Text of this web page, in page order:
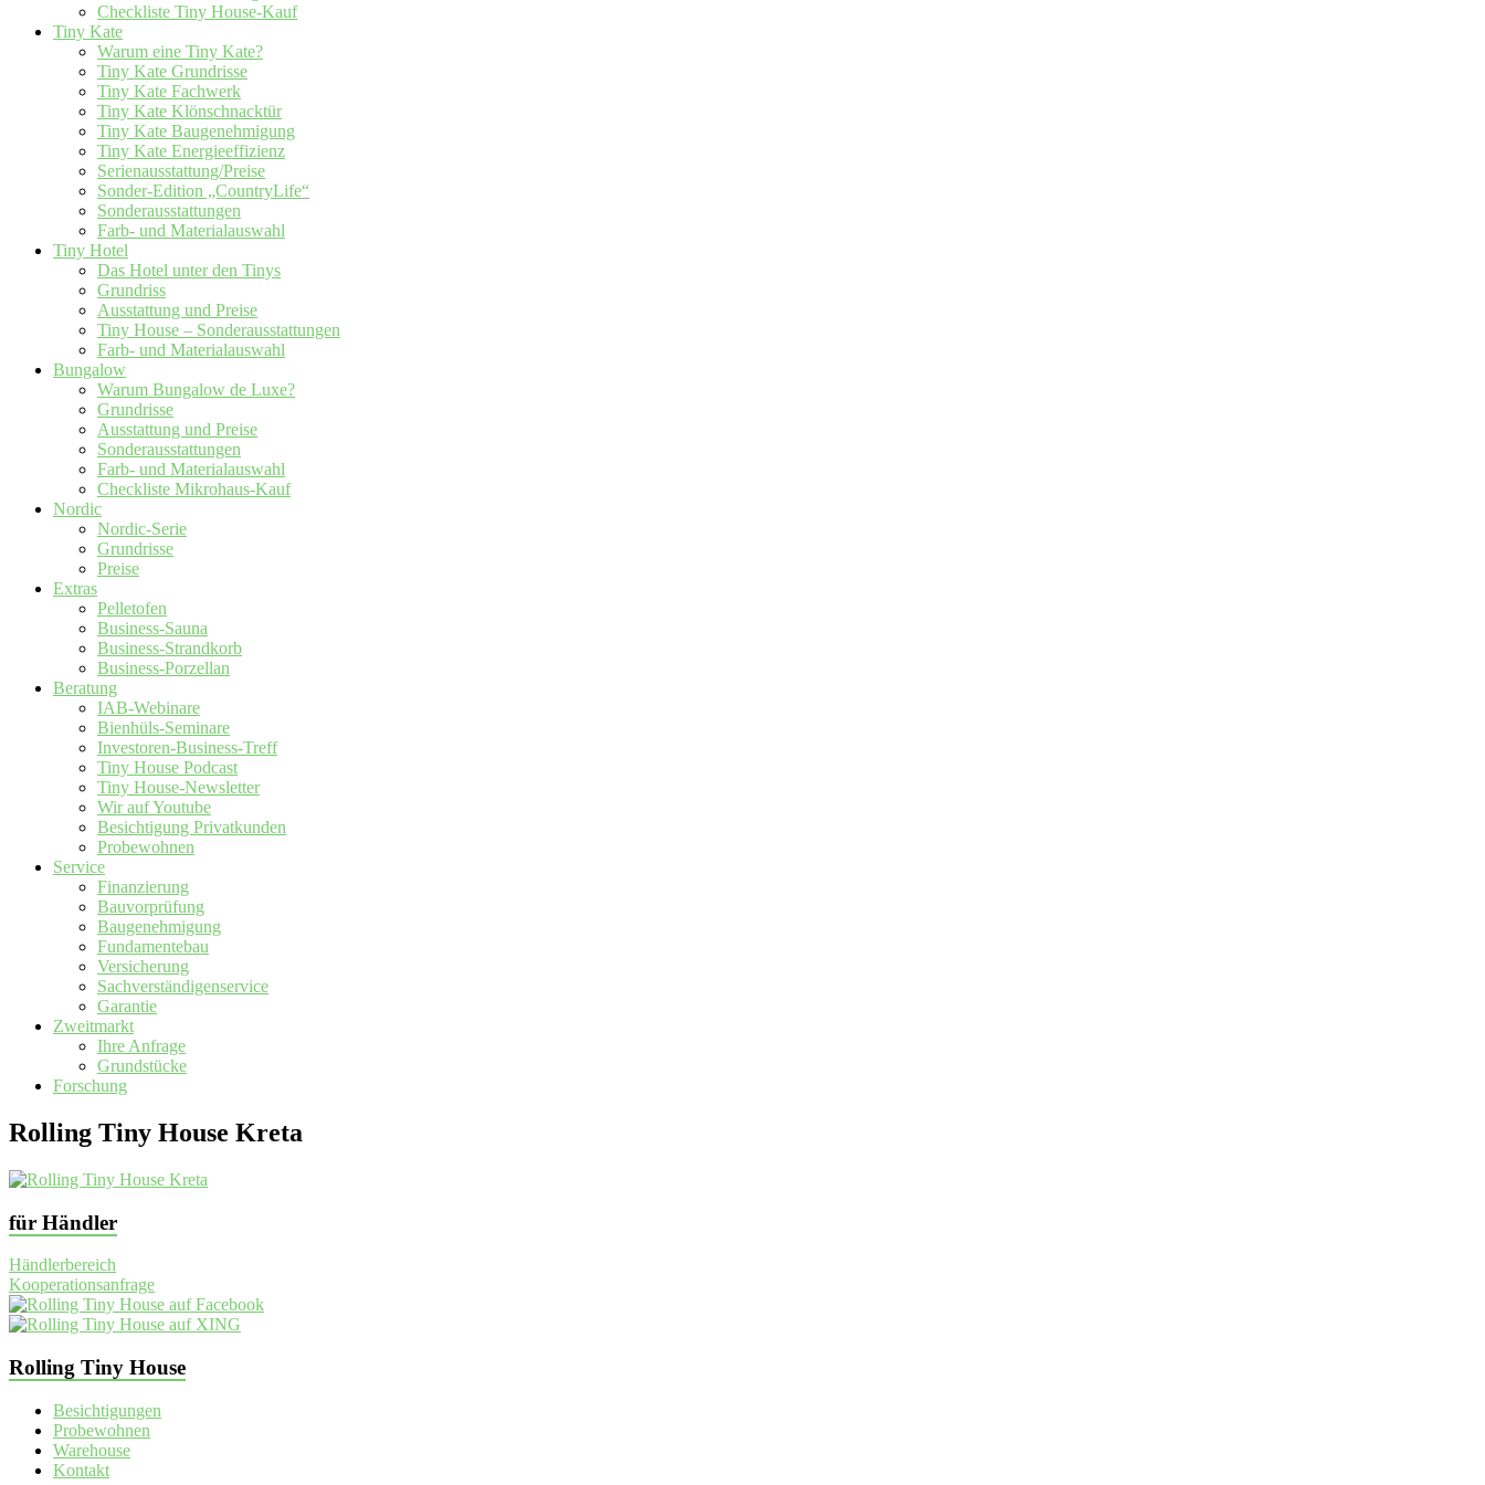
Checkliste Tiny House-Kauf
Tiny Kate
Warum eine Tiny Kate?
Tiny Kate Grundrisse
Tiny Kate Fachwerk
Tiny Kate Klönschnacktür
Tiny Kate Baugenehmigung
Tiny Kate Energieeffizienz
Serienausstattung/Preise
Sonder-Edition „CountryLife“
Sonderausstattungen
Farb- und Materialauswahl
Tiny Hotel
Das Hotel unter den Tinys
Grundriss
Ausstattung und Preise
Tiny House – Sonderausstattungen
Farb- und Materialauswahl
Bungalow
Warum Bungalow de Luxe?
Grundrisse
Ausstattung und Preise
Sonderausstattungen
Farb- und Materialauswahl
Checkliste Mikrohaus-Kauf
Nordic
Nordic-Serie
Grundrisse
Preise
Extras
Pelletofen
Business-Sauna
Business-Strandkorb
Business-Porzellan
Beratung
IAB-Webinare
Bienhüls-Seminare
Investoren-Business-Treff
Tiny House Podcast
Tiny House-Newsletter
Wir auf Youtube
Besichtigung Privatkunden
Probewohnen
Service
Finanzierung
Bauvorprüfung
Baugenehmigung
Fundamentebau
Versicherung
Sachverständigenservice
Garantie
Zweitmarkt
Ihre Anfrage
Grundstücke
Forschung
Rolling Tiny House Kreta
für Händler
Händlerbereich
Kooperationsanfrage
Rolling Tiny House
Besichtigungen
Probewohnen
Warehouse
Kontakt